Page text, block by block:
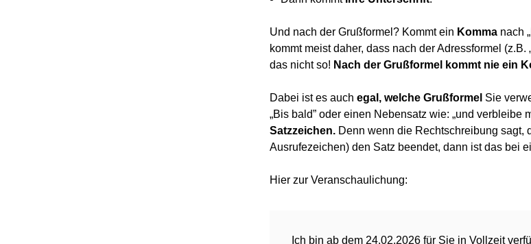
Und nach der Grußformel? Kommt ein Komma nach
kommt meist daher, dass nach der Adressformel
das nicht so! Nach der Grußformel kommt nie ein
Dabei ist es auch egal, welche Grußformel Sie
„Bis bald” oder einen Nebensatz wie: „und verbleibe
Satzzeichen. Denn wenn die Rechtschreibung sagt,
Ausrufezeichen) den Satz beendet, dann ist das bei
Hier zur Veranschaulichung:
Ich bin ab dem 24.02.2026 für Sie in Vollzeit